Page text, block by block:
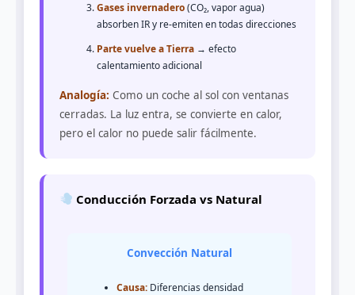
Gases invernadero(CO₂, vapor agua)
absorben IR y re-emiten en todas direcciones
Parte vuelve a Tierra → efecto
calentamiento adicional
Analogía: Como un coche al sol con ventanas
cerradas. La luz entra, se convierte en calor,
pero el calor no puede salir fácilmente.
Conducción Forzada vs Natural
Convección Natural
Causa: Diferencias densidad